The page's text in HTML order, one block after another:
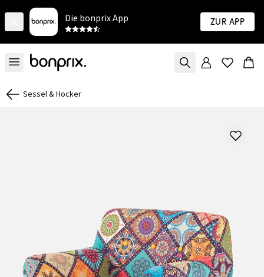
Die bonprix App Zur App
Sessel & Hocker